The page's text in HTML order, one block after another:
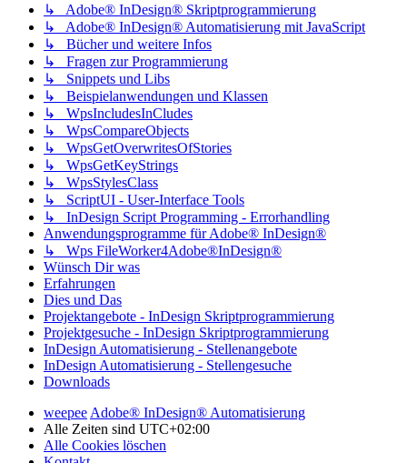
↳ Adobe® InDesign® Skriptprogrammierung
↳ Adobe® InDesign® Automatisierung mit JavaScript
↳ Bücher und weitere Infos
↳ Fragen zur Programmierung
↳ Snippets und Libs
↳ Beispielanwendungen und Klassen
↳ WpsIncludesInCludes
↳ WpsCompareObjects
↳ WpsGetOverwritesOfStories
↳ WpsGetKeyStrings
↳ WpsStylesClass
↳ ScriptUI - User-Interface Tools
↳ InDesign Script Programming - Errorhandling
Anwendungsprogramme für Adobe® InDesign®
↳ Wps FileWorker4Adobe®InDesign®
Wünsch Dir was
Erfahrungen
Dies und Das
Projektangebote - InDesign Skriptprogrammierung
Projektgesuche - InDesign Skriptprogrammierung
InDesign Automatisierung - Stellenangebote
InDesign Automatisierung - Stellengesuche
Downloads
weepeeAdobe® InDesign® Automatisierung
Alle Zeiten sind UTC+02:00
Alle Cookies löschen